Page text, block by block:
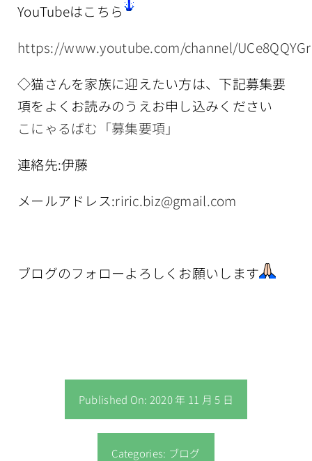
YouTubeはこちら
https://www.youtube.com/channel/
◇猫さんを家族に迎えたい方は、下記募集要
項をよくお読みのうえお申し込みください
こにゃるばむ「募集要項」
連絡先:伊藤
メールアドレス:riric.biz@gmail.com
ブログのフォローよろしくお願いします
Published On: 2020 年 11 月 5 日
Categories: ブログ